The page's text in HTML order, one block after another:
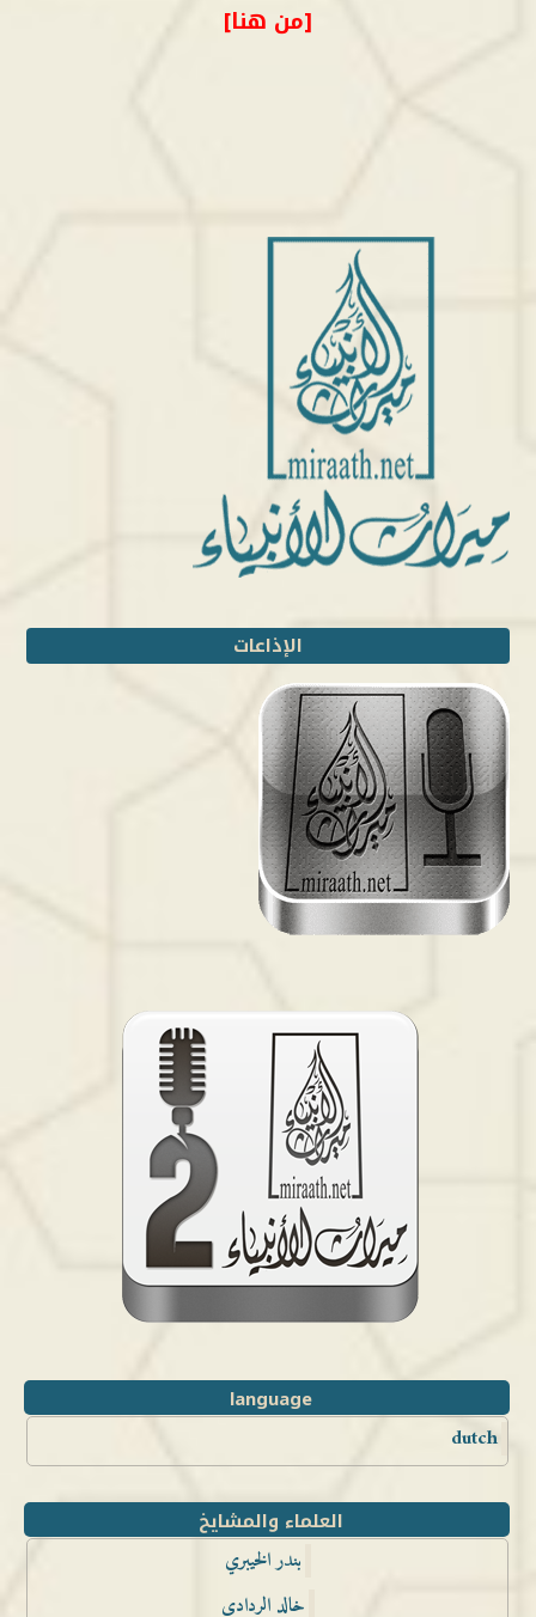
[من هنا]
الإذاعات
language
dutch
العلماء والمشايخ
بندر الخيبري
خالد الردادي